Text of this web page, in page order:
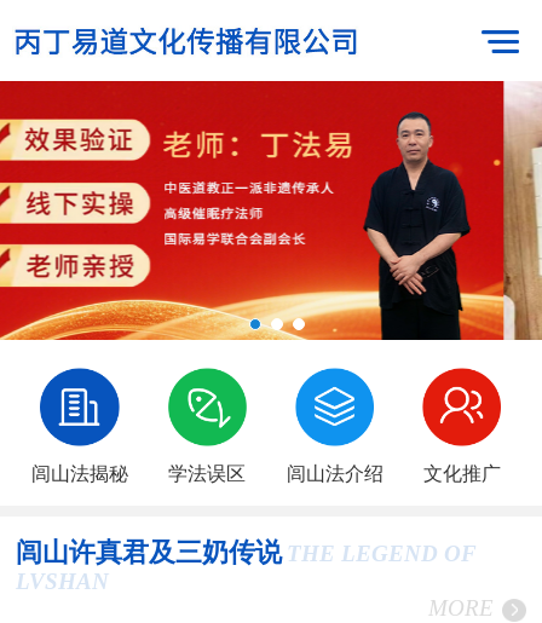
闾山法揭秘 学法误区 闾山法介绍 文化推广
闾山许真君及三奶传说 THE LEGEND OF
LVSHAN
MORE